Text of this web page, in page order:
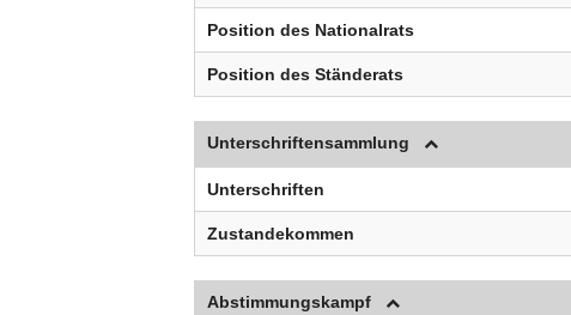
Position des Nationalrats
Position des Ständerats
Unterschriftensammlung
Unterschriften
Zustandekommen
Abstimmungskampf